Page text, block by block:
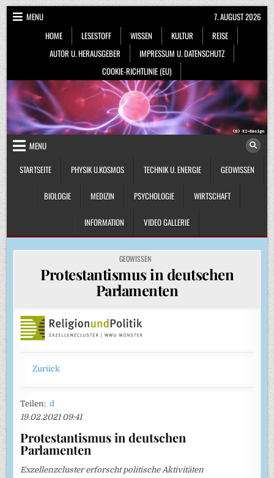
Skip
to
content
MENU
HOME
LESESTOFF WISSEN KULTUR
REISE
AUTOR U. HERAUSGEBER
IMPRESSUM U. DATENSCHUTZ
COOKIE-RICHTLINIE (EU)
7. AUGUST 2026
MENU
STARTSEITE
PHYSIK U.KOSMOS TECHNIK U. ENERGIE GEOWISSEN
BIOLOGIE MEDIZIN PSYCHOLOGIE WIRTSCHAFT
INFORMATION VIDEO GALLERIE
POSTED
IN
GEOWISSEN
Protestantismus in deutschen
Parlamenten
Zurück
Teilen:d
19.02.2021 09:41
Protestantismus in deutschen
Parlamenten
Exzellenzcluster erforscht politische Aktivitäten